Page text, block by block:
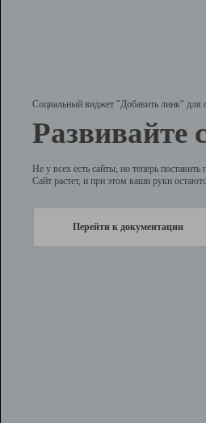
Социальный виджет "Добавить линк" для
Развивайте
Не у всех есть сайты, но теперь
Сайт растет, и при этом ваши руки
Перейти к документации